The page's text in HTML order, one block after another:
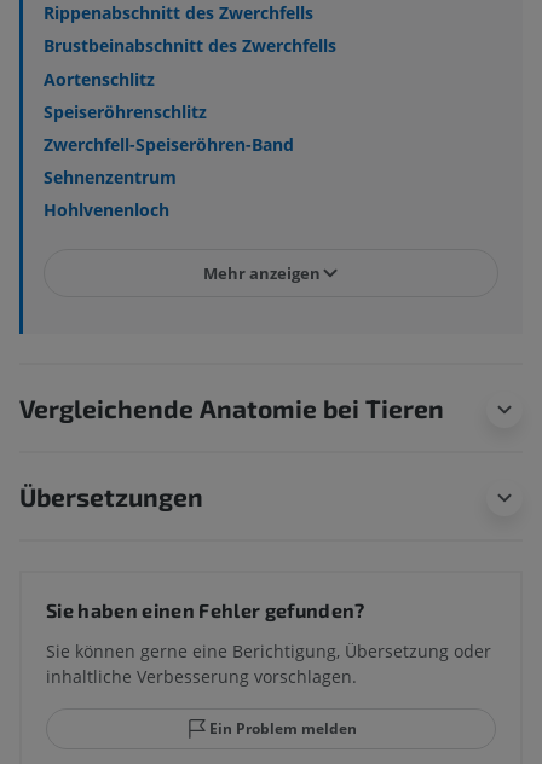
Rippenabschnitt des Zwerchfells
Brustbeinabschnitt des Zwerchfells
Aortenschlitz
Speiseröhrenschlitz
Zwerchfell-Speiseröhren-Band
Sehnenzentrum
Hohlvenenloch
Mehr anzeigen
Vergleichende Anatomie bei Tieren
Übersetzungen
Sie haben einen Fehler gefunden?
Sie können gerne eine Berichtigung, Übersetzung oder
inhaltliche Verbesserung vorschlagen.
Ein Problem melden